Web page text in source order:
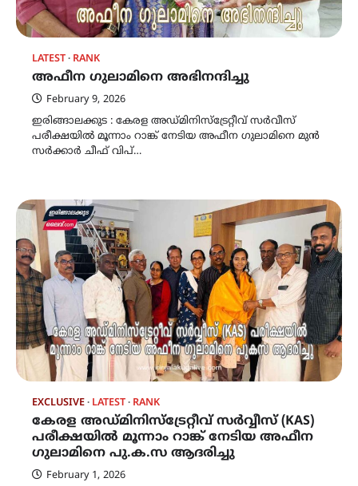
LATEST RANK
അഫീന ഗുലാമിനെ അഭിനന്ദിച്ചു
February 9, 2026
ഇരിങ്ങാലക്കുട : കേരള അഡ്മിനിസ്‌ട്രേറ്റീവ് സർവീസ്
പരീക്ഷയിൽ മൂന്നാം റാങ്ക് നേടിയ അഫീന ഗുലാമിനെ മുൻ
സർക്കാർ ചീഫ് വിപ്…
EXCLUSIVE LATEST RANK
കേരള അഡ്മിനിസ്ട്രേറ്റീവ് സർവ്വീസ് (KAS)
പരീക്ഷയിൽ മൂന്നാം റാങ്ക് നേടിയ അഫീന
ഗുലാമിനെ പു.ക.സ ആദരിച്ചു
February 1, 2026